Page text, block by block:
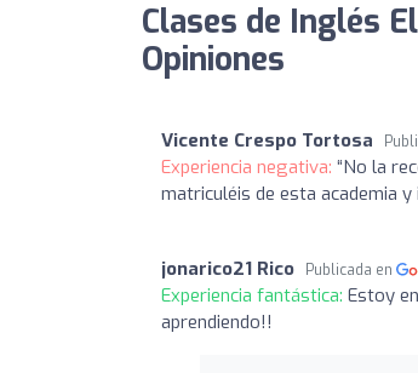
Clases de Inglés
Opiniones
Vicente Crespo Tortosa
Experiencia negativa: “No la
matriculéis de esta academia
jonarico21 Rico Publicada en
Experiencia fantástica: Estoy
aprendiendo!!